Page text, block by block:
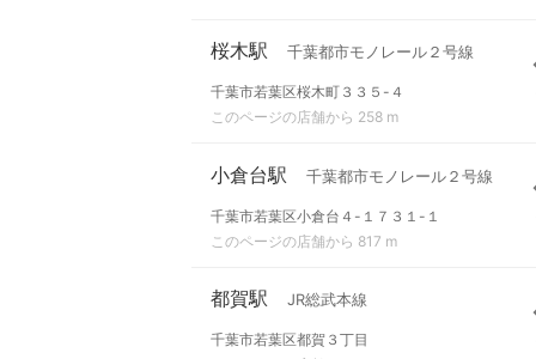
桜木駅 千葉都市モノレール２号線
千葉市若葉区桜木町３３５-４
このページの店舗から 258 m
小倉台駅 千葉都市モノレール２号線
千葉市若葉区小倉台４-１７３１-１
このページの店舗から 817 m
都賀駅 JR総武本線
千葉市若葉区都賀３丁目